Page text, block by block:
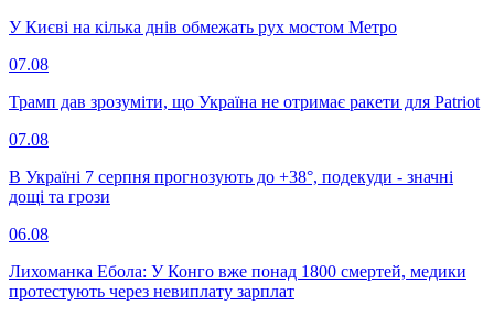
У Києві на кілька днів обмежать рух мостом Метро
07.08
Трамп дав зрозуміти, що Україна не отримає ракети для Patriot
07.08
В Україні 7 серпня прогнозують до +38°, подекуди - значні
дощі та грози
06.08
Лихоманка Ебола: У Конго вже понад 1800 смертей, медики
протестують через невиплату зарплат